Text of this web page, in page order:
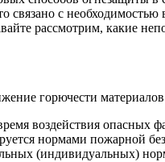
связано с
рассмотрим, какие
горючести
воздействия опасных
нормами пожарной
(индивидуальных)